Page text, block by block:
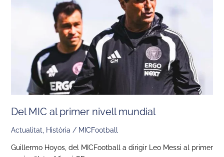
Del MIC al primer nivell mundial
Actualitat Història / MICFootball
Guillermo Hoyos, del MICFootball a dirigir Leo Messi al primer